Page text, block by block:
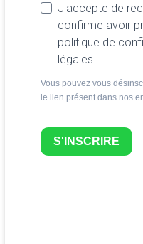
J'accepte de
confirme avoir
politique de
légales.
Vous pouvez vous
le lien présent dans nos
S'INSCRIRE